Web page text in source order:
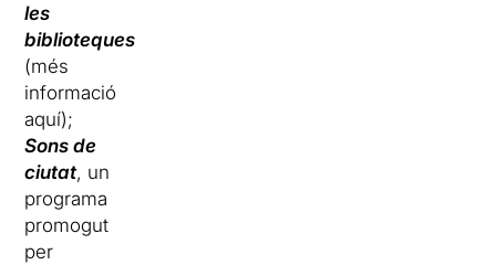
les
biblioteques
(més
informació
aquí);
Sons de
ciutat, un
programa
promogut
per